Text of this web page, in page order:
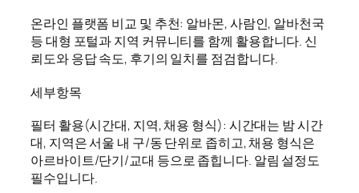
온라인 플랫폼 비교 및 추천: 알바몬, 사람인, 알바천국
등 대형 포털과 지역 커뮤니티를 함께 활용합니다. 신
뢰도와 응답 속도, 후기의 일치를 점검합니다.
세부항목
필터 활용(시간대, 지역, 채용 형식): 시간대는 밤 시간
대, 지역은 서울 내 구/동 단위로 좁히고, 채용 형식은
아르바이트/단기/교대 등으로 좁힙니다. 알림 설정도
필수입니다.